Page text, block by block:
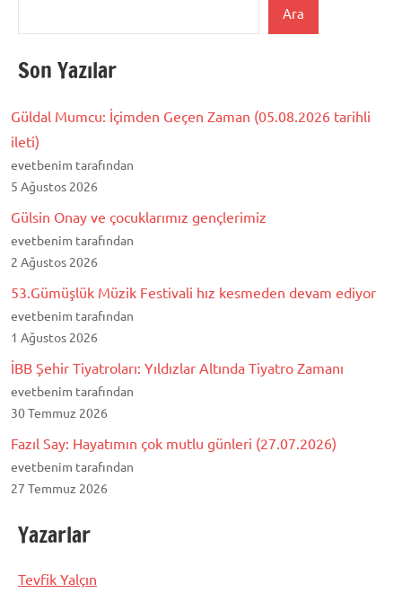
Ara
Son Yazılar
Güldal Mumcu: İçimden Geçen Zaman (05.08.2026 tarihli
ileti)
evetbenim tarafından
5 Ağustos 2026
Gülsin Onay ve çocuklarımız gençlerimiz
evetbenim tarafından
2 Ağustos 2026
53.Gümüşlük Müzik Festivali hız kesmeden devam ediyor
evetbenim tarafından
1 Ağustos 2026
İBB Şehir Tiyatroları: Yıldızlar Altında Tiyatro Zamanı
evetbenim tarafından
30 Temmuz 2026
Fazıl Say: Hayatımın çok mutlu günleri (27.07.2026)
evetbenim tarafından
27 Temmuz 2026
Yazarlar
Tevfik Yalçın